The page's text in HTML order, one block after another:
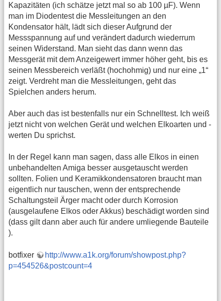
Kapazitäten (ich schätze jetzt mal so ab 100 µF). Wenn
man im Diodentest die Messleitungen an den
Kondensator hält, lädt sich dieser Aufgrund der
Messspannung auf und verändert dadurch wiederrum
seinen Widerstand. Man sieht das dann wenn das
Messgerät mit dem Anzeigewert immer höher geht, bis es
seinen Messbereich verläßt (hochohmig) und nur eine „1“
zeigt. Verdreht man die Messleitungen, geht das
Spielchen anders herum.
Aber auch das ist bestenfalls nur ein Schnelltest. Ich weiß
jetzt nicht von welchen Gerät und welchen Elkoarten und -
werten Du sprichst.
In der Regel kann man sagen, dass alle Elkos in einen
unbehandelten Amiga besser ausgetauscht werden
sollten. Folien und Keramikkondensatoren braucht man
eigentlich nur tauschen, wenn der entsprechende
Schaltungsteil Ärger macht oder durch Korrosion
(ausgelaufene Elkos oder Akkus) beschädigt worden sind
(dass gilt dann aber auch für andere umliegende Bauteile
).
botfixer
http://www.a1k.org/forum/showpost.php?
p=454526&postcount=4